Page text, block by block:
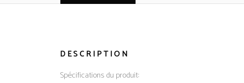
DESCRIPTION
Spécifications du produit: